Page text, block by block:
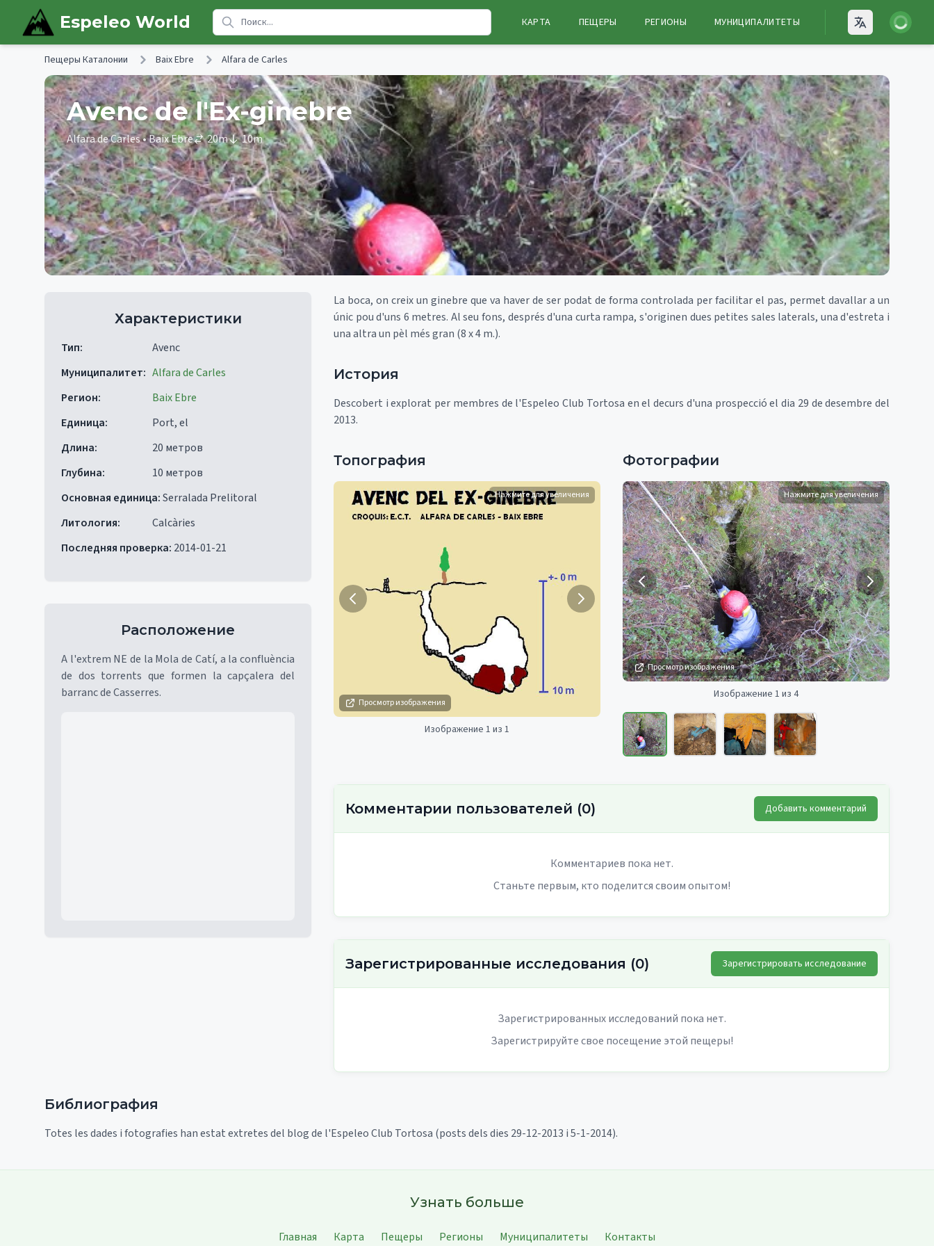
Skip to main content
Espeleo World КАРТА ПЕЩЕРЫ РЕГИОНЫ МУНИЦИПАЛИТЕТЫ Open
Войти
Пещеры Каталонии Baix Ebre Alfara de Carles
Avenc de l'Ex-ginebre
Alfara de Carles• Baix Ebre 20m 10m
Характеристики
Тип:
Avenc
Муниципалитет: Alfara de Carles
Регион:
Baix Ebre
Единица:
Port, el
Длина:
20 метров
Глубина:
10 метров
Основная единица:Serralada Prelitoral
Литология:
Calcàries
Последняя проверка: 2014-01-21
Расположение
A l'extrem NE de la Mola de Catí, a la confluència
de dos torrents que formen la capçalera del
barranc de Casserres.
La boca, on creix un ginebre que va haver de ser podat de forma controlada per facilitar el pas, permet davallar a un
únic pou d'uns 6 metres. Al seu fons, després d'una curta rampa, s'originen dues petites sales laterals, una d'estreta i
una altra un pèl més gran (8 x 4 m.).
История
Descobert i explorat per membres de l'Espeleo Club Tortosa en el decurs d'una prospecció el dia 29 de desembre del
2013.
Топография
Просмотр изображения
Нажмите для увеличения
Изображение 1 из 1
Фотографии
Просмотр изображения
Нажмите для увеличения
Изображение 1 из 4
Комментарии пользователей (0) Добавить комментарий
Комментариев пока нет.
Станьте первым, кто поделится своим опытом!
Зарегистрированные исследования (0) Зарегистрировать исследование
Зарегистрированных исследований пока нет.
Зарегистрируйте свое посещение этой пещеры!
Библиография
Totes les dades i fotografies han estat extretes del blog de l'Espeleo Club Tortosa (posts dels dies 29-12-2013 i 5-1-2014).
Узнать больше
Главная Карта Пещеры Регионы Муниципалитеты Контакты